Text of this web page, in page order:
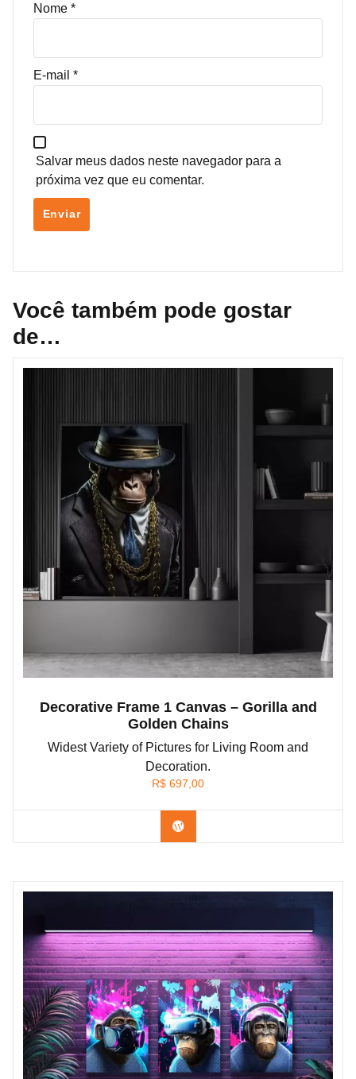
Nome *
E-mail *
Salvar meus dados neste navegador para a
próxima vez que eu comentar.
Você também pode gostar
de…
Decorative Frame 1 Canvas – Gorilla and
Golden Chains
Widest Variety of Pictures for Living Room and
Decoration.
R$ 697,00
Confira os modelos